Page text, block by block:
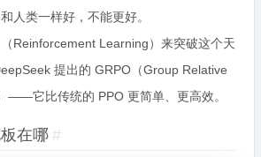
人类一样好，不能更好。
Reinforcement Learning）来突破这个天
提出的 GRPO（Group Relative
——它比传统的 PPO 更简单、更高效。
在哪 #